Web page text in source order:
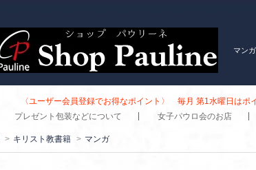
マンガ
〈ユーザー会員登録でお得なポイント〉 毎月 第1水曜日は
プレゼント包装などについて
女子パウロ会のお店
> キリスト教書籍 > マンガ